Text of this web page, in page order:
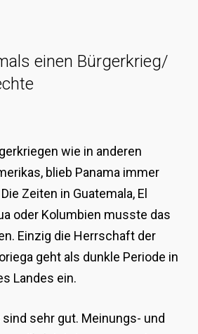
einen Bürgerkrieg/
wie in anderen
blieb Panama immer
Zeiten in Guatemala, El
oder Kolumbien musste das
Einzig die Herrschaft der
geht als dunkle Periode in
Landes ein.
sind sehr gut. Meinungs- und